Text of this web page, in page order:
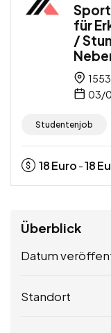
für
/
03/
Studentenjob
18Euro -18
Überblick
Datum
Standort